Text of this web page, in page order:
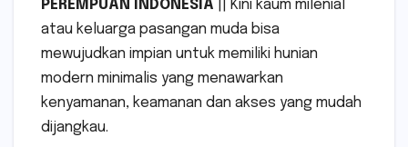
PEREMPUAN INDONESIA || Kini kaum milenial
atau keluarga pasangan muda bisa
mewujudkan impian untuk memiliki hunian
modern minimalis yang menawarkan
kenyamanan, keamanan dan akses yang mudah
dijangkau.